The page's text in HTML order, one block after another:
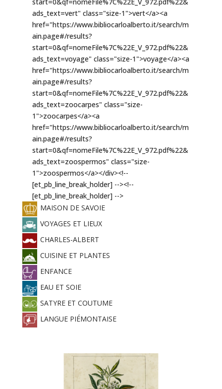
MAISON DE SAVOIE
VOYAGES ET LIEUX
CHARLES-ALBERT
CUISINE ET PLANTES
ENFANCE
EAU ET SOIE
SATYRE ET COUTUME
LANGUE PIÉMONTAISE